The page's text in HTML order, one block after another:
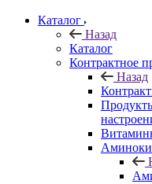
Каталог
Назад
Каталог
Контрактное
Назад